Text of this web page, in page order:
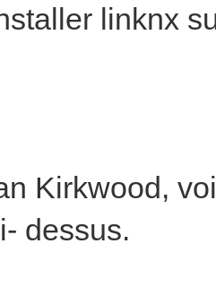
linknx
Kirkwood,
dessus.